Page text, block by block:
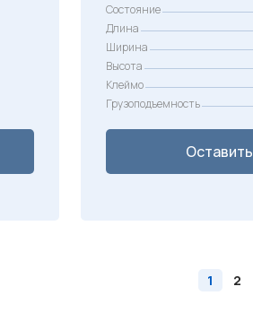
Состояние
Длина
Ширина
Высота
Клеймо
Грузоподъемность
1 2